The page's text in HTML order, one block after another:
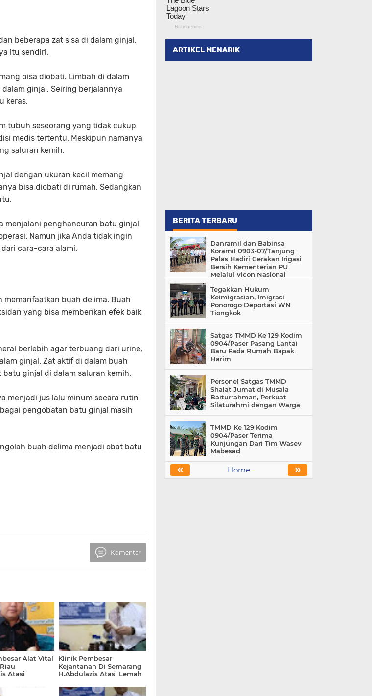
beberapa zat sisa di dalam ginjal.
itu sendiri.
bisa diobati. Limbah di dalam
ginjal. Seiring berjalannya
keras.
tubuh seseorang yang tidak cukup
medis tertentu. Meskipun namanya
saluran kemih.
dengan ukuran kecil memang
bisa diobati di rumah. Sedangkan
menjalani penghancuran batu ginjal
Namun jika Anda tidak ingin
cara-cara alami.
memanfaatkan buah delima. Buah
yang bisa memberikan efek baik
berlebih agar terbuang dari urine,
ginjal. Zat aktif di dalam buah
ginjal di dalam saluran kemih.
menjadi jus lalu minum secara rutin
pengobatan batu ginjal masih
buah delima menjadi obat batu
Komentar
Alat Vital
Atasi
Klinik Pembesar
Kejantanan Di Semarang
H.Abdulazis Atasi Lemah
ARTIKEL MENARIK
BERITA TERBARU
Danramil dan Babinsa
Koramil 0903-07/Tanjung
Palas Hadiri Gerakan Irigasi
Bersih Kementerian PU
Melalui Vicon Nasional
Tegakkan Hukum
Keimigrasian, Imigrasi
Ponorogo Deportasi WN
Tiongkok
Satgas TMMD Ke 129 Kodim
0904/Paser Pasang Lantai
Baru Pada Rumah Bapak
Harim
Personel Satgas TMMD
Shalat Jumat di Musala
Baiturrahman, Perkuat
Silaturahmi dengan Warga
TMMD Ke 129 Kodim
0904/Paser Terima
Kunjungan Dari Tim Wasev
Mabesad
« »
Home